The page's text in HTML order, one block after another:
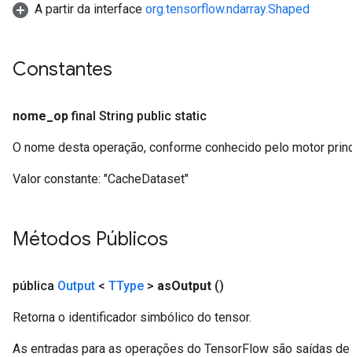
A partir da interface org.tensorflow.ndarray.Shaped
Constantes
nome op final String public static
O nome desta operação, conforme conhecido pelo motor
Valor constante: "CacheDataset"
Métodos Públicos
pública Output < TType > asOutput ()
Retorna o identificador simbólico do tensor.
As entradas para as operações do TensorFlow são saídas